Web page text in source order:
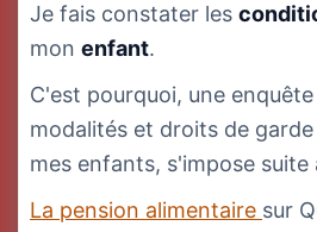
Je fais constater les
mon enfant.
C'est pourquoi, une
modalités et droits de
mes enfants, s'impose suite
La pension alimentaire sur